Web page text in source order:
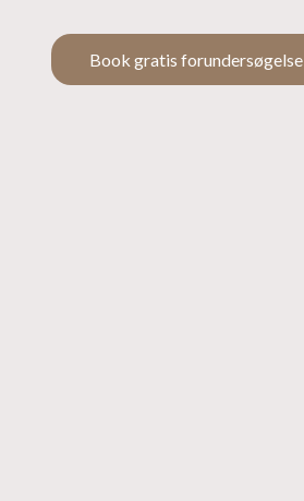
Book gratis forundersøgelse